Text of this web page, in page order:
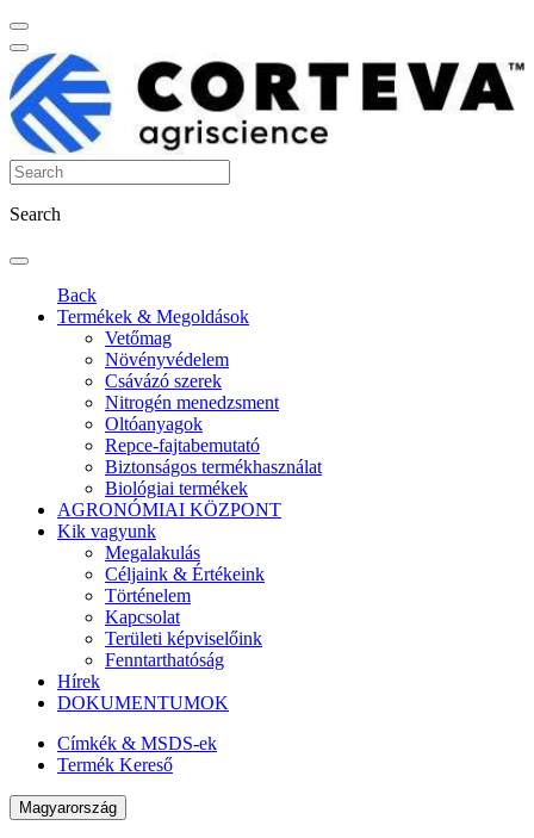
Search
Back
Termékek & Megoldások
Vetőmag
Növényvédelem
Csávázó szerek
Nitrogén menedzsment
Oltóanyagok
Repce-fajtabemutató
Biztonságos termékhasználat
Biológiai termékek
AGRONÓMIAI KÖZPONT
Kik vagyunk
Megalakulás
Céljaink & Értékeink
Történelem
Kapcsolat
Területi képviselőink
Fenntarthatóság
Hírek
DOKUMENTUMOK
Címkék & MSDS-ek
Termék Kereső
Magyarország